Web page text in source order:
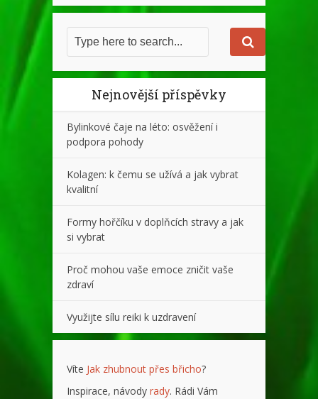
Nejnovější příspěvky
Bylinkové čaje na léto: osvěžení i
podpora pohody
Kolagen: k čemu se užívá a jak vybrat
kvalitní
Formy hořčíku v doplňcích stravy a jak
si vybrat
Proč mohou vaše emoce zničit vaše
zdraví
Využijte sílu reiki k uzdravení
Víte Jak zhubnout přes břicho?
Inspirace, návody rady. Rádi Vám